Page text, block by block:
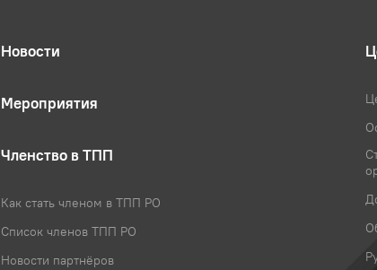
Новости
Мероприятия
Членство в ТПП
Как стать членом в ТПП РО
Список членов ТПП РО
Новости партнёров